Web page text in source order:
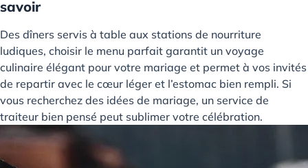
savoir
Des dîners servis à table aux stations de nourriture
ludiques, choisir le menu parfait garantit un voyage
culinaire élégant pour votre mariage et permet à vos invités
de repartir avec le cœur léger et l’estomac bien rempli. Si
vous recherchez des idées de mariage, un service de
traiteur bien pensé peut sublimer votre célébration.